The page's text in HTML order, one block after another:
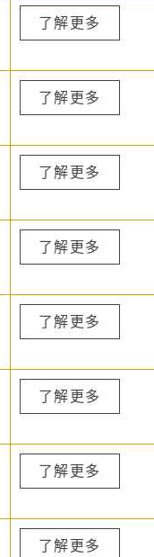
了解更多
了解更多
了解更多
了解更多
了解更多
了解更多
了解更多
了解更多